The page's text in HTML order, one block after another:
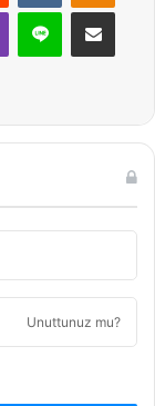
Viber Line E-Posta ile
Unuttunuz mu?